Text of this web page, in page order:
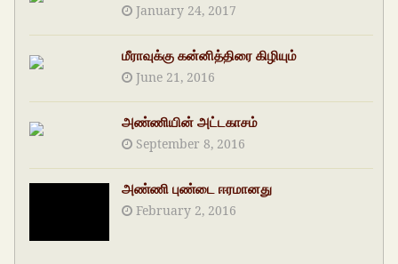
January 24, 2017
மீராவுக்கு கன்னித்திரை கிழியும்
June 21, 2016
அண்ணியின் அட்டகாசம்
September 8, 2016
அண்ணி புண்டை ஈரமானது
February 2, 2016